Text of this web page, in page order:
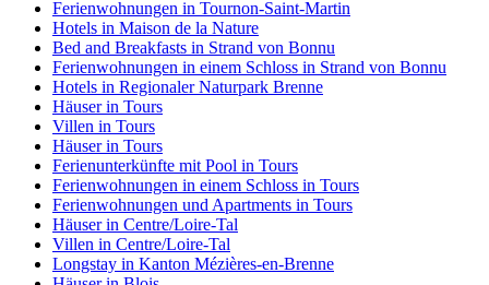
Ferienwohnungen in Tournon-Saint-Martin
Hotels in Maison de la Nature
Bed and Breakfasts in Strand von Bonnu
Ferienwohnungen in einem Schloss in Strand von Bonnu
Hotels in Regionaler Naturpark Brenne
Häuser in Tours
Villen in Tours
Häuser in Tours
Ferienunterkünfte mit Pool in Tours
Ferienwohnungen in einem Schloss in Tours
Ferienwohnungen und Apartments in Tours
Häuser in Centre/Loire-Tal
Villen in Centre/Loire-Tal
Longstay in Kanton Mézières-en-Brenne